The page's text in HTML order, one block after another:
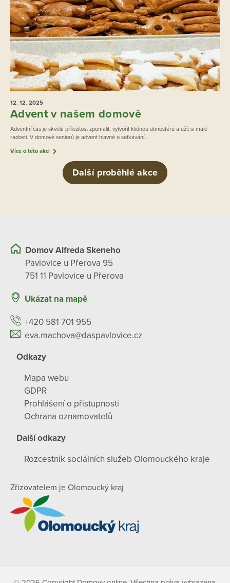
12. 12. 2025
Advent v našem domově
Adventní čas je skvělá příležitost zpomalit, vytvořit klidnou atmosféru a užít si malé
radosti. V domově seniorů je advent hlavně o setkávání...
Více o této akci
Další proběhlé akce
Domov Alfreda Skeneho
Pavlovice u Přerova 95
751 11 Pavlovice u Přerova
Ukázat na mapě
+420 581 701 955
eva.machova@daspavlovice.cz
Odkazy
Mapa webu
GDPR
Prohlášení o přístupnosti
Ochrana oznamovatelů
Další odkazy
Rozcestník sociálních služeb Olomouckého kraje
Zřizovatelem je Olomoucký kraj